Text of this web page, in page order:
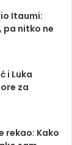
Itaumi:
pa nitko ne
i Luka
za
rekao: Kako